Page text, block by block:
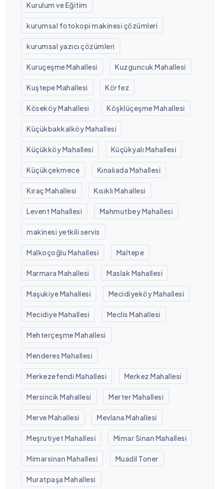
Kurulum ve Eğitim
kurumsal fotokopi makinesi çözümleri
kurumsal yazıcı çözümleri
Kuruçeşme Mahallesi Kuzguncuk Mahallesi
Kuştepe Mahallesi Körfez
Köseköy Mahallesi Köşklüçeşme Mahallesi
Küçükbakkalköy Mahallesi
Küçükköy Mahallesi Küçükyalı Mahallesi
Küçükçekmece Kınalıada Mahallesi
Kıraç Mahallesi Kısıklı Mahallesi
Levent Mahallesi Mahmutbey Mahallesi
makinesi yetkili servis
Malkoçoğlu Mahallesi Maltepe
Marmara Mahallesi Maslak Mahallesi
Maşukiye Mahallesi Mecidiyeköy Mahallesi
Mecidiye Mahallesi Meclis Mahallesi
Mehterçeşme Mahallesi
Menderes Mahallesi
Merkezefendi Mahallesi Merkez Mahallesi
Mersincik Mahallesi Merter Mahallesi
Merve Mahallesi Mevlana Mahallesi
Meşrutiyet Mahallesi Mimar Sinan Mahallesi
Mimarsinan Mahallesi Muadil Toner
Muratpaşa Mahallesi